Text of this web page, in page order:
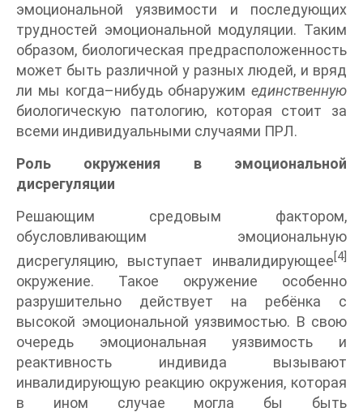
эмоциональной уязвимости и последующих
трудностей эмоциональной модуляции. Таким
образом, биологическая предрасположенность
может быть различной у разных людей, и вряд
ли мы когда–нибудь обнаружим единственную
биологическую патологию, которая стоит за
всеми индивидуальными случаями ПРЛ.
Роль окружения в эмоциональной
дисрегуляции
Решающим средовым фактором,
обусловливающим эмоциональную
дисрегуляцию, выступает инвалидирующее[4]
окружение. Такое окружение особенно
разрушительно действует на ребёнка с
высокой эмоциональной уязвимостью. В свою
очередь эмоциональная уязвимость и
реактивность индивида вызывают
инвалидирующую реакцию окружения, которая
в ином случае могла бы быть